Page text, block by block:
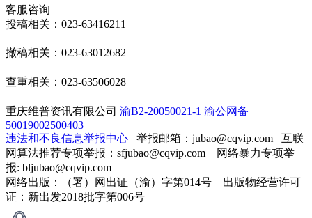
客服咨询
投稿相关：023-63416211
撤稿相关：023-63012682
查重相关：023-63506028
重庆维普资讯有限公司 渝B2-20050021-1 渝公网备
50019002500403
违法和不良信息举报中心 举报邮箱：jubao@cqvip.com 互联
网算法推荐专项举报：sfjubao@cqvip.com 网络暴力专项举
报: bljubao@cqvip.com
网络出版：（署）网出证（渝）字第014号 出版物经营许可
证：新出发2018批字第006号